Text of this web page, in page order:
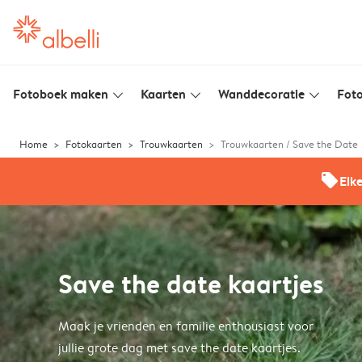
Fotoboek maken slim_arrow_down Kaarten slim_arrow_down Wanddecoratie slim_arrow_down
Home Fotokaarten Trouwkaarten Trouwkaarten / Save the Date
offers
Save the date kaartjes
Maak je vrienden en familie enthousiast voor
jullie grote dag met save the date kaartjes.